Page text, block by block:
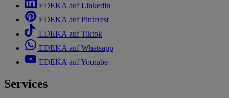
EDEKA auf Linkedin
EDEKA auf Pinterest
EDEKA auf Tiktok
EDEKA auf Whatsapp
EDEKA auf Youtube
Services